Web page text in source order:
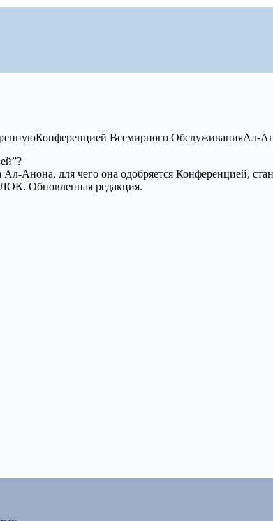
Всемирного ОбслуживанияАл-
Ал-Анона, для чего она одобряется Конференцией,
ЛОК. Обновленная редакция.